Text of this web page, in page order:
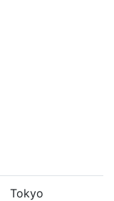
Tokyo